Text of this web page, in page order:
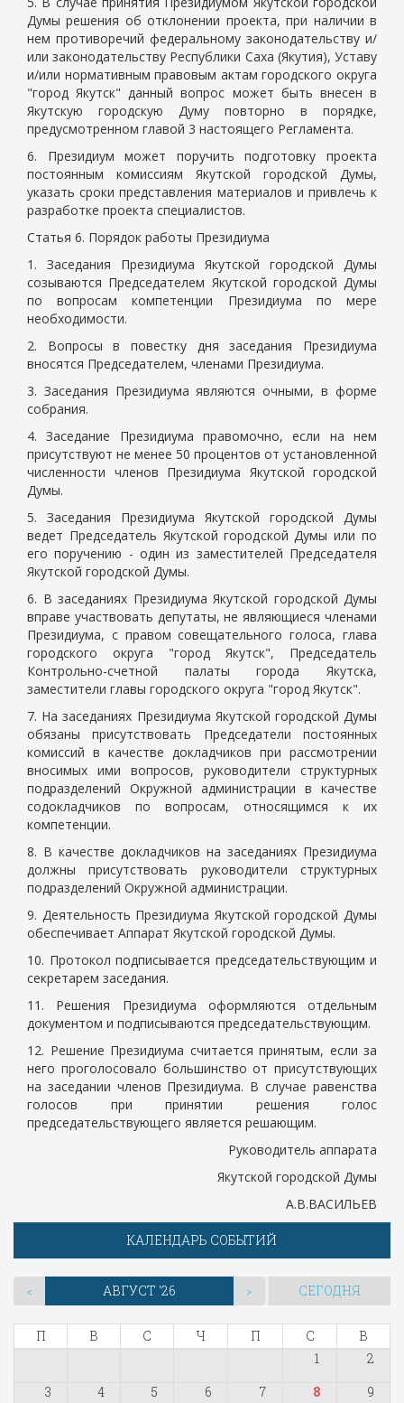
Думы решения об отклонении проекта, при наличии в
нем противоречий федеральному законодательству и/
или законодательству Республики Саха (Якутия), Уставу
и/или нормативным правовым актам городского округа
"город Якутск" данный вопрос может быть внесен в
Якутскую городскую Думу повторно в порядке,
предусмотренном главой 3 настоящего Регламента.
6. Президиум может поручить подготовку проекта
постоянным комиссиям Якутской городской Думы,
указать сроки представления материалов и привлечь к
разработке проекта специалистов.
Статья 6. Порядок работы Президиума
1. Заседания Президиума Якутской городской Думы
созываются Председателем Якутской городской Думы
по вопросам компетенции Президиума по мере
необходимости.
2. Вопросы в повестку дня заседания Президиума
вносятся Председателем, членами Президиума.
3. Заседания Президиума являются очными, в форме
собрания.
4. Заседание Президиума правомочно, если на нем
присутствуют не менее 50 процентов от установленной
численности членов Президиума Якутской городской
Думы.
5. Заседания Президиума Якутской городской Думы
ведет Председатель Якутской городской Думы или по
его поручению - один из заместителей Председателя
Якутской городской Думы.
6. В заседаниях Президиума Якутской городской Думы
вправе участвовать депутаты, не являющиеся членами
Президиума, с правом совещательного голоса, глава
городского округа "город Якутск", Председатель
Контрольно-счетной палаты города Якутска,
заместители главы городского округа "город Якутск".
7. На заседаниях Президиума Якутской городской Думы
обязаны присутствовать Председатели постоянных
комиссий в качестве докладчиков при рассмотрении
вносимых ими вопросов, руководители структурных
подразделений Окружной администрации в качестве
содокладчиков по вопросам, относящимся к их
компетенции.
8. В качестве докладчиков на заседаниях Президиума
должны присутствовать руководители структурных
подразделений Окружной администрации.
9. Деятельность Президиума Якутской городской Думы
обеспечивает Аппарат Якутской городской Думы.
10. Протокол подписывается председательствующим и
секретарем заседания.
11. Решения Президиума оформляются отдельным
документом и подписываются председательствующим.
12. Решение Президиума считается принятым, если за
него проголосовало большинство от присутствующих
на заседании членов Президиума. В случае равенства
голосов при принятии решения голос
председательствующего является решающим.
Руководитель аппарата
Якутской городской Думы
А.В.ВАСИЛЬЕВ
КАЛЕНДАРЬ СОБЫТИЙ
< АВГУСТ '26 > СЕГОДНЯ
П В С Ч П С
В
1
2
3
4 5 6 7 8
9